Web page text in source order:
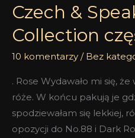
Czech &
Collection
10 komentarzy / Bez
. Rose Wydawało mi się,
róże. W końcu pakują je
spodziewałam się lekkiej,
opozycji do No.88 i Dark